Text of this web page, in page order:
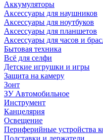
Аккумуляторы
Аксессуары для наушников
Аксессуары для ноутбуков
Аксессуары для планшетов
Аксессуары для часов и
Бытовая техника
Всё для селфи
Детские игрушки и игры
Защита на камеру
Зонт
ЗУ Автомобильное
Инструмент
Канцелярия
Освещение
Периферийные устройства
Подставки и держатели